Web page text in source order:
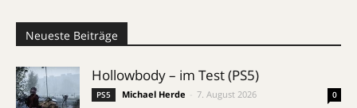
Neueste Beiträge
Hollowbody – im Test (PS5)
PS5 Michael Herde 7. August 2026 0